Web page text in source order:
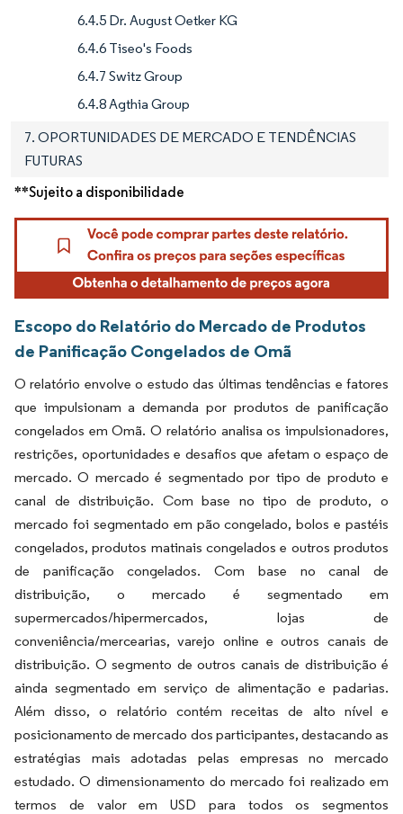
6.4.5 Dr. August Oetker KG
6.4.6 Tiseo's Foods
6.4.7 Switz Group
6.4.8 Agthia Group
7. OPORTUNIDADES DE MERCADO E TENDÊNCIAS
FUTURAS
**Sujeito a disponibilidade
Escopo do Relatório do Mercado de Produtos
de Panificação Congelados de Omã
O relatório envolve o estudo das últimas tendências e fatores
que impulsionam a demanda por produtos de panificação
congelados em Omã. O relatório analisa os impulsionadores,
restrições, oportunidades e desafios que afetam o espaço de
mercado. O mercado é segmentado por tipo de produto e
canal de distribuição. Com base no tipo de produto, o
mercado foi segmentado em pão congelado, bolos e pastéis
congelados, produtos matinais congelados e outros produtos
de panificação congelados. Com base no canal de
distribuição, o mercado é segmentado em
supermercados/hipermercados, lojas de
conveniência/mercearias, varejo online e outros canais de
distribuição. O segmento de outros canais de distribuição é
ainda segmentado em serviço de alimentação e padarias.
Além disso, o relatório contém receitas de alto nível e
posicionamento de mercado dos participantes, destacando as
estratégias mais adotadas pelas empresas no mercado
estudado. O dimensionamento do mercado foi realizado em
termos de valor em USD para todos os segmentos